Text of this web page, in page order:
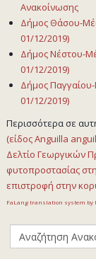
Ανακοίνωσης
Δήμος Θάσου-
01/12/2019)
Δήμος Νέστου-
01/12/2019)
Δήμος
01/12/2019)
Περισσότερα σε
(είδος Anguilla
Δελτίο Γεωργικών
φυτοπροστασίας
επιστροφή στην
FaLang translation system by